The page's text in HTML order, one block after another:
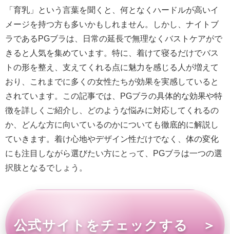
「育乳」という言葉を聞くと、何となくハードルが高いイ
メージを持つ方も多いかもしれません。しかし、ナイトブ
ラであるPGブラは、日常の延長で無理なくバストケアがで
きると人気を集めています。特に、着けて寝るだけでバス
トの形を整え、支えてくれる点に魅力を感じる人が増えて
おり、これまでに多くの女性たちが効果を実感していると
されています。この記事では、PGブラの具体的な効果や特
徴を詳しくご紹介し、どのような悩みに対応してくれるの
か、どんな方に向いているのかについても徹底的に解説し
ていきます。着け心地やデザイン性だけでなく、体の変化
にも注目しながら選びたい方にとって、PGブラは一つの選
択肢となるでしょう。
公式サイトをチェックする ＞